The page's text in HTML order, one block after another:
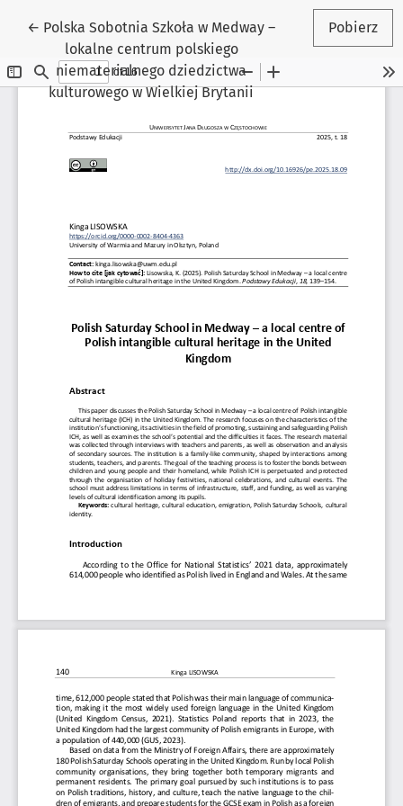
← Wróć do szczegółów artykułu
Polska Sobotnia Szkoła w Medway –
lokalne centrum polskiego
niematerialnego dziedzictwa
kulturowego w Wielkiej Brytanii
Pobierz